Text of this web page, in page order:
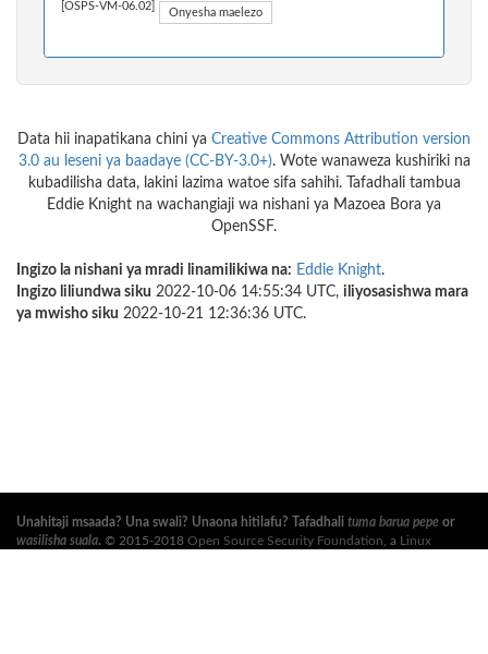
[OSPS-VM-06.02] Onyesha maelezo
Data hii inapatikana chini ya Creative Commons Attribution version
3.0 au leseni ya baadaye (CC-BY-3.0+). Wote wanaweza kushiriki na
kubadilisha data, lakini lazima watoe sifa sahihi. Tafadhali tambua
Eddie Knight na wachangiaji wa nishani ya Mazoea Bora ya
OpenSSF.
Ingizo la nishani ya mradi linamilikiwa na: Eddie Knight.
Ingizo liliundwa siku 2022-10-06 14:55:34 UTC, iliyosasishwa mara
ya mwisho siku 2022-10-21 12:36:36 UTC.
Unahitaji msaada? Una swali? Unaona hitilafu? Tafadhali tuma barua pepe or
wasilisha suala. © 2015-2018 Open Source Security Foundation , a Linux